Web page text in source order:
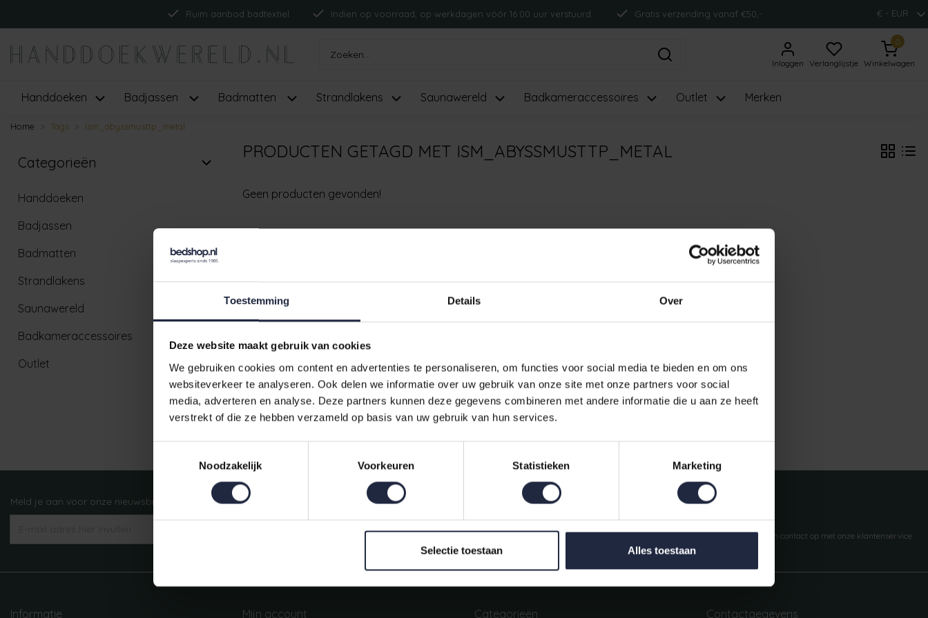
Toestemming Details Over
Deze website maakt gebruik van cookies
We gebruiken cookies om content en advertenties te personaliseren, om functies voor social media te bieden en om ons
websiteverkeer te analyseren. Ook delen we informatie over uw gebruik van onze site met onze partners voor social
media, adverteren en analyse. Deze partners kunnen deze gegevens combineren met andere informatie die u aan ze heeft
verstrekt of die ze hebben verzameld op basis van uw gebruik van hun services.
Noodzakelijk
Voorkeuren Statistieken Marketing
Selectie toestaan Alles toestaan
Ruim aanbod badtextiel Indien op voorraad, op werkdagen vóór 16:00 uur verstuurd. Gratis verzending vanaf €50,- € - EUR
Inloggen Verlanglijstje
0
Winkelwagen
Handdoeken Badjassen Badmatten Strandlakens Saunawereld Badkameraccessoires Outlet Merken
Home Tags ism_abyssmusttp_metal
Categorieën
Handdoeken
Badjassen
Badmatten
Strandlakens
Saunawereld
Badkameraccessoires
Outlet
PRODUCTEN GETAGD MET ISM_ABYSSMUSTTP_METAL
Geen producten gevonden!
Ruim aanbod badtextiel Indien op voorraad, op werkdagen vóór 16:00 uur verstuurd. Gratis verzending vanaf €50,-
Meld je aan voor onze nieuwsbrief! Mijn account
Snel regelen in je account. Volg je bestelling, betaal facturen of
retourneer een artikel.
Vragen?
We helpen je graag. Neem contact op met onze klantenservice.
Informatie Mijn account Categorieën Contactgegevens